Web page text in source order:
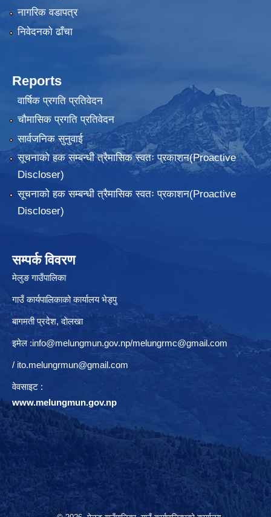
नागरिक वडापत्र
निवेदनकाे ढाँचा
Reports
वार्षिक प्रगति प्रतिवेदन
चौमासिक प्रगति प्रतिवेदन
सार्वजनिक सुनुवाई
सूचनाको हक सम्बन्धी त्रैमासिक स्वतः प्रकाशन(Proactive
Discloser)
सूचनाको हक सम्बन्धी त्रैमासिक स्वतः प्रकाशन(Proactive
Discloser)
सम्पर्क विवरण
मेलुङ गाउँपालिका
गाउँ कार्यपालिकाको कार्यालय भेड्पु
बागमती प्रदेश, दाेलखा
इमेल :info@melungmun.gov.np/melungrmc@gmail.com
/ ito.melungrmun@gmail.com
वेवसाइट :
www.melungmun.gov.np